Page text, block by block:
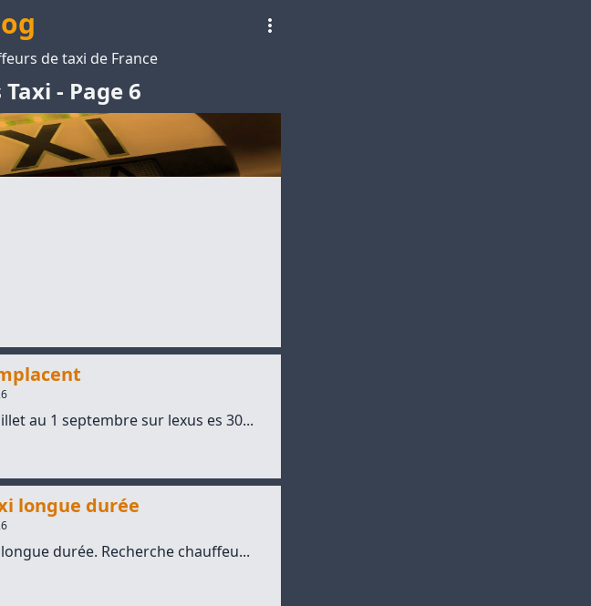
de taxi de France
- Page 6
au 1 septembre sur lexus es 30...
longue durée
durée. Recherche chauffeu...